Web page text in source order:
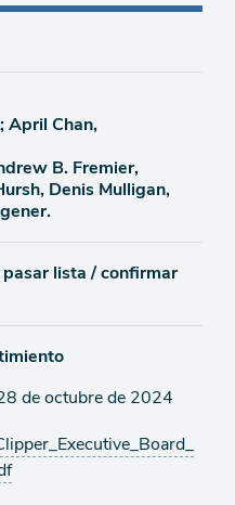
April Chan,
B. Fremier,
Denis Mulligan,
lista / confirmar
de octubre de 2024